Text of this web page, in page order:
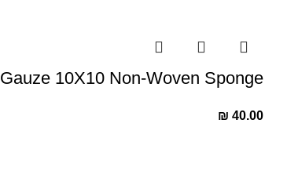
Gauze 10X10 Non-Woven Sponge
₪ 40.00